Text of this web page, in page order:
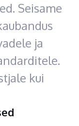
Seisame
ja
kui